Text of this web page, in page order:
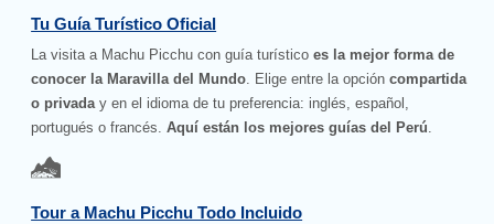
Tu Guía Turístico Oficial
La visita a Machu Picchu con guía turístico es la mejor forma de
conocer la Maravilla del Mundo. Elige entre la opcióncompartida
o privaday en el idioma de tu preferencia: inglés, español,
portugués o francés.Aquí están los mejores guías del Perú.
Tour a Machu Picchu Todo Incluido